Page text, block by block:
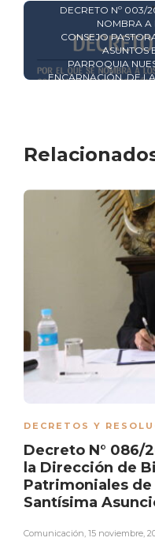
DECRETO Nº 003/
NOMBRA A
CONSEJO
ASUNTOS
PARROQUIA
ENCARNACIÓN, DE
DECRETOS Y
Decreto N° 086/
la Dirección de
Patrimoniales
Santísima
Comunicación, 15 noviembre,